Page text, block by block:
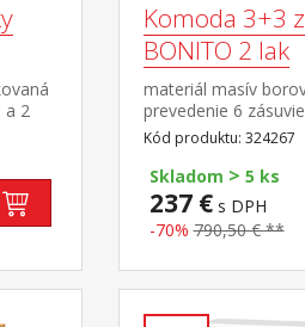
a 2
Komoda 3+3
BONITO 2 lak
materiál masív
prevedenie 6
pojazdmi
Kód produktu: 324267
Skladom > 5 ks
237 €s DPH
-70% 790,50 € **